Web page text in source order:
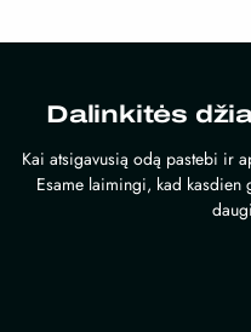
Dalinkitės
Kai atsigavusią odą pastebi ir
Esame laimingi, kad kasdien